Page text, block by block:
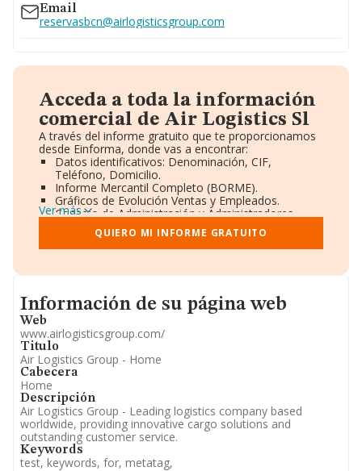
Email
reservasbcn@airlogisticsgroup.com
Acceda a toda la información
comercial de Air Logistics Sl
A través del informe gratuito que te proporcionamos
desde Einforma, donde vas a encontrar:
Datos identificativos: Denominación, CIF,
Teléfono, Domicilio.
Informe Mercantil Completo (BORME).
Gráficos de Evolución Ventas y Empleados.
Consejo de Administración y Administradores.
Directivos y Ejecutivos.
Accionistas.
Participaciones y Vinculaciones en otras empresas.
Información oficial y registral complementaria.
Ver más
QUIERO MI INFORME GRATUITO
Informacion de su página web
Información de su página web
Web
www.airlogisticsgroup.com/
Titulo
Air Logistics Group - Home
Cabecera
Home
Descripción
Air Logistics Group - Leading logistics company based
worldwide, providing innovative cargo solutions and
outstanding customer service.
Keywords
test, keywords, for, metatag,